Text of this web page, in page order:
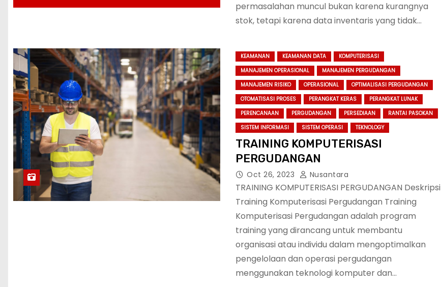
permasalahan muncul bukan karena kurangnya
stok, tetapi karena data inventaris yang tidak…
KEAMANAN KEAMANAN DATA
KOMPUTERISASI
MANAJEMEN OPERASIONAL
MANAJEMEN PERGUDANGAN
MANAJEMEN RISIKO
OPERASIONAL
OPTIMALISASI PERGUDANGAN
OTOMATISASI PROSES
PERANGKAT KERAS
PERANGKAT LUNAK
PERENCANAAN
PERGUDANGAN PERSEDIAAN
RANTAI PASOKAN
SISTEM INFORMASI
SISTEM OPERASI TEKNOLOGY
TRAINING KOMPUTERISASI
PERGUDANGAN
Oct 26, 2023 Nusantara
TRAINING KOMPUTERISASI PERGUDANGAN Deskripsi
Training Komputerisasi Pergudangan Training
Komputerisasi Pergudangan adalah program
training yang dirancang untuk membantu
organisasi atau individu dalam mengoptimalkan
pengelolaan dan operasi pergudangan
menggunakan teknologi komputer dan…